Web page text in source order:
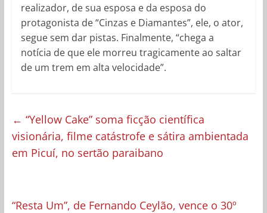
realizador, de sua esposa e da esposa do
protagonista de “Cinzas e Diamantes”, ele, o ator,
segue sem dar pistas. Finalmente, “chega a
notícia de que ele morreu tragicamente ao saltar
de um trem em alta velocidade”.
← “Yellow Cake” soma ficção científica
visionária, filme catástrofe e sátira ambientada
em Picuí, no sertão paraibano
“Resta Um”, de Fernando Ceylão, vence o 30º